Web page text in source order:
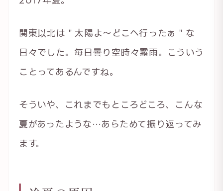
関東以北は＂太陽よ～どこへ行ったぁ＂な
日々でした。毎日曇り空時々霧雨。こういう
ことってあるんですね。
そういや、これまでもところどころ、こんな
夏があったような…あらためて振り返ってみ
ます。